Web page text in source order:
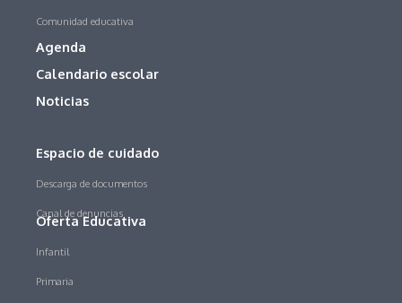
Comunidad educativa
Agenda
Calendario escolar
Noticias
Espacio de cuidado
Descarga de documentos
Canal de denuncias
Oferta Educativa
Infantil
Primaria